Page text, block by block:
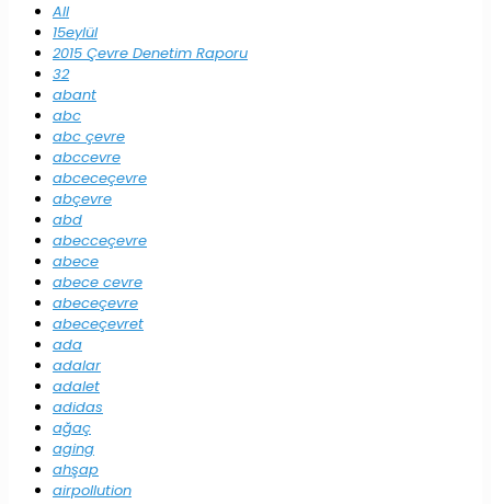
All
15eylül
2015 Çevre Denetim Raporu
32
abant
abc
abc çevre
abccevre
abceceçevre
abçevre
abd
abecceçevre
abece
abece cevre
abeceçevre
abeceçevret
ada
adalar
adalet
adidas
ağaç
aging
ahşap
airpollution